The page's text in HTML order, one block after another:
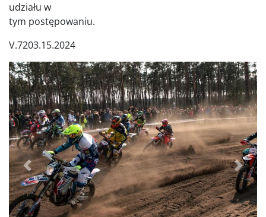
udziału w
tym postępowaniu.
V.7203.15.2024
Poprzednie Dalej